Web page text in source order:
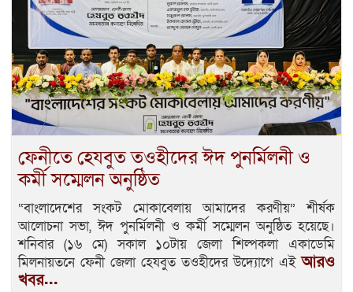
ফেনীতে হেযবুত তওহীদের ঈদ পুনর্মিলনী ও
কর্মী সম্মেলন অনুষ্ঠিত
“বাংলাদেশের সংকট মোকাবেলায় আমাদের করণীয়” শীর্ষক
আলোচনা সভা, ঈদ পুনর্মিলনী ও কর্মী সম্মেলন অনুষ্ঠিত হয়েছে।
শনিবার (১৬ মে) সকাল ১০টায় জেলা শিল্পকলা একাডেমি
মিলনায়তনে ফেনী জেলা হেযবুত তওহীদের উদ্যোগে এইআরও
খবর...